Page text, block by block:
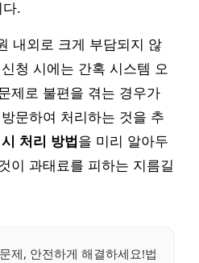
.
내외로 크게 부담되지 않
청 시에는 간혹 시스템 오
제로 불편을 겪는 경우가
문하여 처리하는 것을 추
처리 방법 을 미리 알아두
이 과태료를 피하는 지름길
제, 안전하게 해결하세요!법